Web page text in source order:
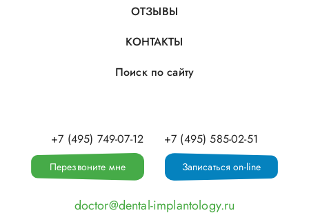
ОТЗЫВЫ
КОНТАКТЫ
Поиск по сайту
+7 (495) 749-07-12 +7 (495) 585-02-51
Перезвоните мне Записаться on-line
doctor@dental-implantology.ru